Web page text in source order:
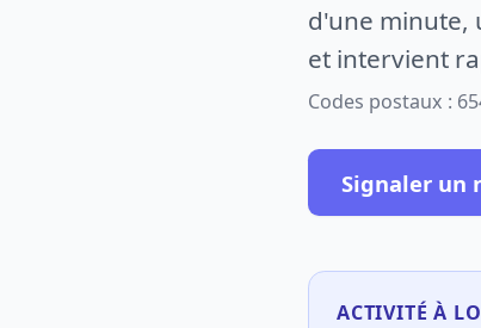
d'une minute,
et intervient
Codes postaux :
Signaler un
ACTIVITÉ À